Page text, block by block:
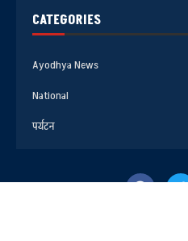
CATEGORIES
Ayodhya News
National
पर्यटन